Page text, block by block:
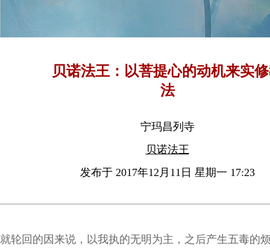
贝诺法王：以菩提心的动机来实
法
宁玛昌列寺
贝诺法王
发布于 2017年12月11日 星期一 17:23
就轮回的因来说，以我执的无明为主，之后产生五毒的